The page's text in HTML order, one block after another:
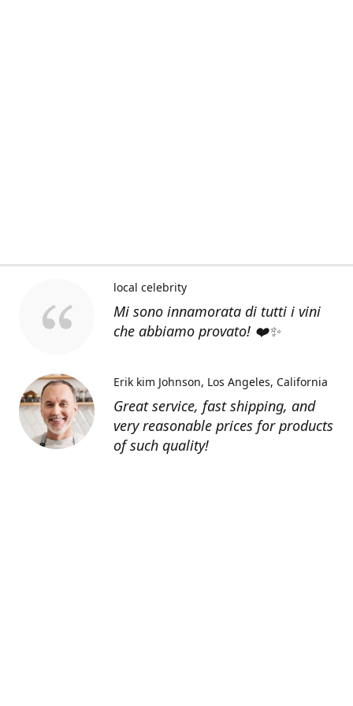
Mi sono innamorata di tutti i vini
che abbiamo provato! ❤️✨
local celebrity
Great service, fast shipping, and
very reasonable prices for products
of such quality!
Erik kim Johnson Los Angeles, California